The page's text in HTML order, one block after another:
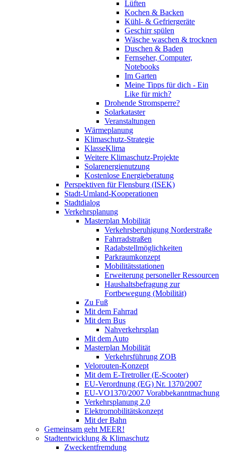
Lüften
Kochen & Backen
Kühl- & Gefriergeräte
Geschirr spülen
Wäsche waschen & trocknen
Duschen & Baden
Fernseher, Computer,
Notebooks
Im Garten
Meine Tipps für dich - Ein
Like für mich?
Drohende Stromsperre?
Solarkataster
Veranstaltungen
Wärmeplanung
Klimaschutz-Strategie
KlasseKlima
Weitere Klimaschutz-Projekte
Solarenergienutzung
Kostenlose Energieberatung
Perspektiven für Flensburg (ISEK)
Stadt-Umland-Kooperationen
Stadtdialog
Verkehrsplanung
Masterplan Mobilität
Verkehrsberuhigung Norderstraße
Fahrradstraßen
Radabstellmöglichkeiten
Parkraumkonzept
Mobilitätsstationen
Erweiterung personeller Ressourcen
Haushaltsbefragung zur
Fortbewegung (Mobilität)
Zu Fuß
Mit dem Fahrrad
Mit dem Bus
Nahverkehrsplan
Mit dem Auto
Masterplan Mobilität
Verkehrsführung ZOB
Velorouten-Konzept
Mit dem E-Tretroller (E-Scooter)
EU-Verordnung (EG) Nr. 1370/2007
EU-VO1370/2007 Vorabbekanntmachung
Verkehrsplanung 2.0
Elektromobilitätskonzept
Mit der Bahn
Gemeinsam geht MEER!
Stadtentwicklung & Klimaschutz
Zweckentfremdung